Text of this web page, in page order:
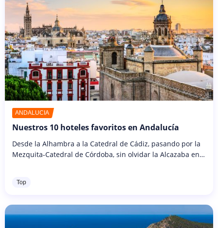
ANDALUCÍA
Nuestros 10 hoteles favoritos en Andalucía
Desde la Alhambra a la Catedral de Cádiz, pasando por la
Mezquita-Catedral de Córdoba, sin olvidar la Alcazaba en
Top